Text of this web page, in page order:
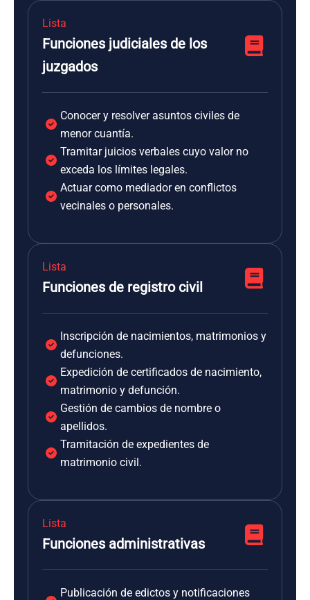
Lista
Funciones judiciales de los
juzgados
Conocer y resolver asuntos civiles de
menor cuantía.
Tramitar juicios verbales cuyo valor no
exceda los límites legales.
Actuar como mediador en conflictos
vecinales o personales.
Lista
Funciones de registro civil
Inscripción de nacimientos, matrimonios y
defunciones.
Expedición de certificados de nacimiento,
matrimonio y defunción.
Gestión de cambios de nombre o
apellidos.
Tramitación de expedientes de
matrimonio civil.
Lista
Funciones administrativas
Publicación de edictos y notificaciones